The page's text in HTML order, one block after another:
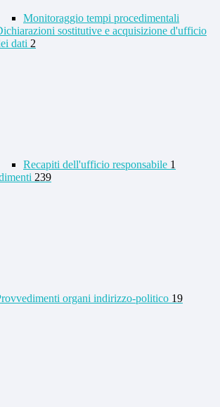
Monitoraggio tempi procedimentali
sostitutive e acquisizione d'ufficio
dati 2
Recapiti dell'ufficio responsabile 1
239
organi indirizzo-politico 19